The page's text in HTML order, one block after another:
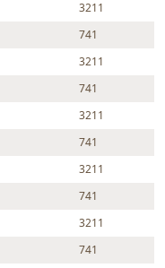
3211
741
3211
741
3211
741
3211
741
3211
741